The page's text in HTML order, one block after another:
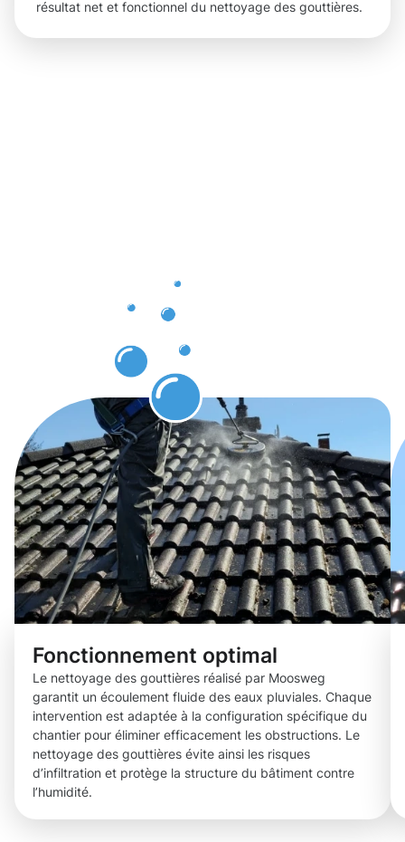
résultat net et fonctionnel du nettoyage des gouttières.
Fonctionnement optimal
Le nettoyage des gouttières réalisé par Moosweg
garantit un écoulement fluide des eaux pluviales. Chaque
intervention est adaptée à la configuration spécifique du
chantier pour éliminer efficacement les obstructions. Le
nettoyage des gouttières évite ainsi les risques
d’infiltration et protège la structure du bâtiment contre
l’humidité.